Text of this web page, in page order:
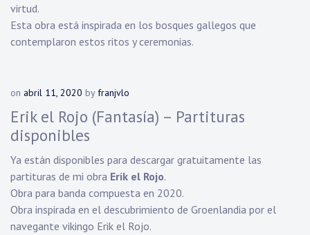
virtud.
Esta obra está inspirada en los bosques gallegos que
contemplaron estos ritos y ceremonias.
on abril 11, 2020 byfranjvlo
Erik el Rojo (Fantasía) – Partituras
disponibles
Ya están disponibles para descargar gratuitamente las
partituras de mi obra Erik el Rojo.
Obra para banda compuesta en 2020.
Obra inspirada en el descubrimiento de Groenlandia por el
navegante vikingo Erik el Rojo.